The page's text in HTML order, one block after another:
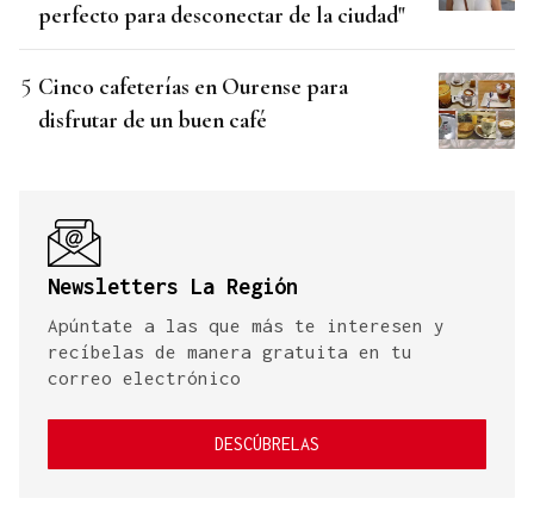
perfecto para desconectar de la ciudad"
Cinco cafeterías en Ourense para
disfrutar de un buen café
Newsletters La Región
Apúntate a las que más te interesen y
recíbelas de manera gratuita en tu
correo electrónico
DESCÚBRELAS